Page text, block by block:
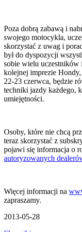
Poza dobrą zabawą i
swojego motocykla,
skorzystać z uwag i
był do dyspozycji
sobie wielu uczestników
kolejnej imprezie
22-23 czerwca, będzie
techniki jazdy każdego,
umiejętności.
Osoby, które nie chcą
teraz skorzystać z
pojawi się informacja o
autoryzowanych
Więcej informacji na
zapraszamy.
2013-05-28